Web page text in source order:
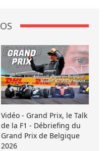
Vidéo - Grand Prix, le Talk
de la F1 - Débriefing du
Grand Prix de Belgique
2026